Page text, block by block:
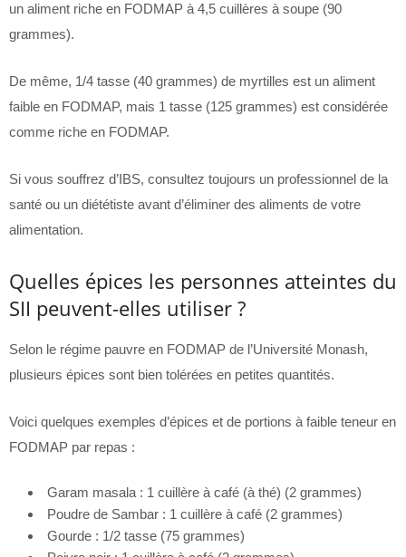
un aliment riche en FODMAP à 4,5 cuillères à soupe (90
grammes).
De même, 1/4 tasse (40 grammes) de myrtilles est un aliment
faible en FODMAP, mais 1 tasse (125 grammes) est considérée
comme riche en FODMAP.
Si vous souffrez d’IBS, consultez toujours un professionnel de la
santé ou un diététiste avant d’éliminer des aliments de votre
alimentation.
Quelles épices les personnes atteintes du
SII peuvent-elles utiliser ?
Selon le régime pauvre en FODMAP de l’Université Monash,
plusieurs épices sont bien tolérées en petites quantités.
Voici quelques exemples d’épices et de portions à faible teneur en
FODMAP par repas :
Garam masala : 1 cuillère à café (à thé) (2 grammes)
Poudre de Sambar : 1 cuillère à café (2 grammes)
Gourde : 1/2 tasse (75 grammes)